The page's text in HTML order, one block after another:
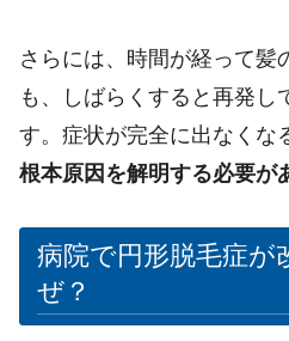
さらには、時間が経って髪
も、しばらくすると再発し
す。症状が完全に出なくな
根本原因を解明する必要が
病院で円形脱毛症が
ぜ？